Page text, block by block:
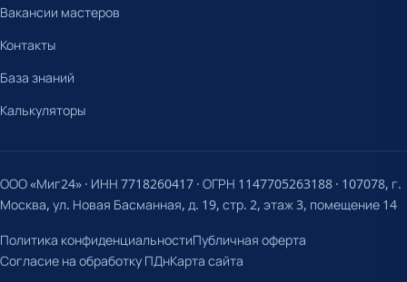
Вакансии мастеров
Контакты
База знаний
Калькуляторы
ООО «Миг24» · ИНН 7718260417 · ОГРН 1147705263188 · 107078, г.
Москва, ул. Новая Басманная, д. 19, стр. 2, этаж 3, помещение 14
Политика конфиденциальностиПубличная оферта
Согласие на обработку ПДнКарта сайта